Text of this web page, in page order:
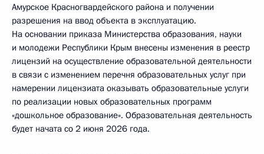
Амурское Красногвардейского района и получении
разрешения на ввод объекта в эксплуатацию.
На основании приказа Министерства образования, науки
и молодежи Республики Крым внесены изменения в реестр
лицензий на осуществление образовательной деятельности
в связи с изменением перечня образовательных услуг при
намерении лицензиата оказывать образовательные услуги
по реализации новых образовательных программ
«дошкольное образование». Образовательная деятельность
будет начата со 2 июня 2026 года.